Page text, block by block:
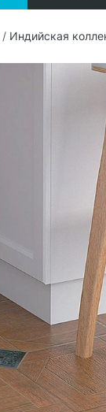
/ Индийская